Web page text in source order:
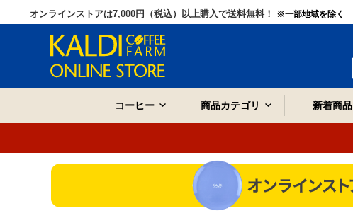
オンラインストアは7,000円（税込）以上購入で送料無料！ ※一部地域を除く
コーヒー 商品カテゴリ 新着商品